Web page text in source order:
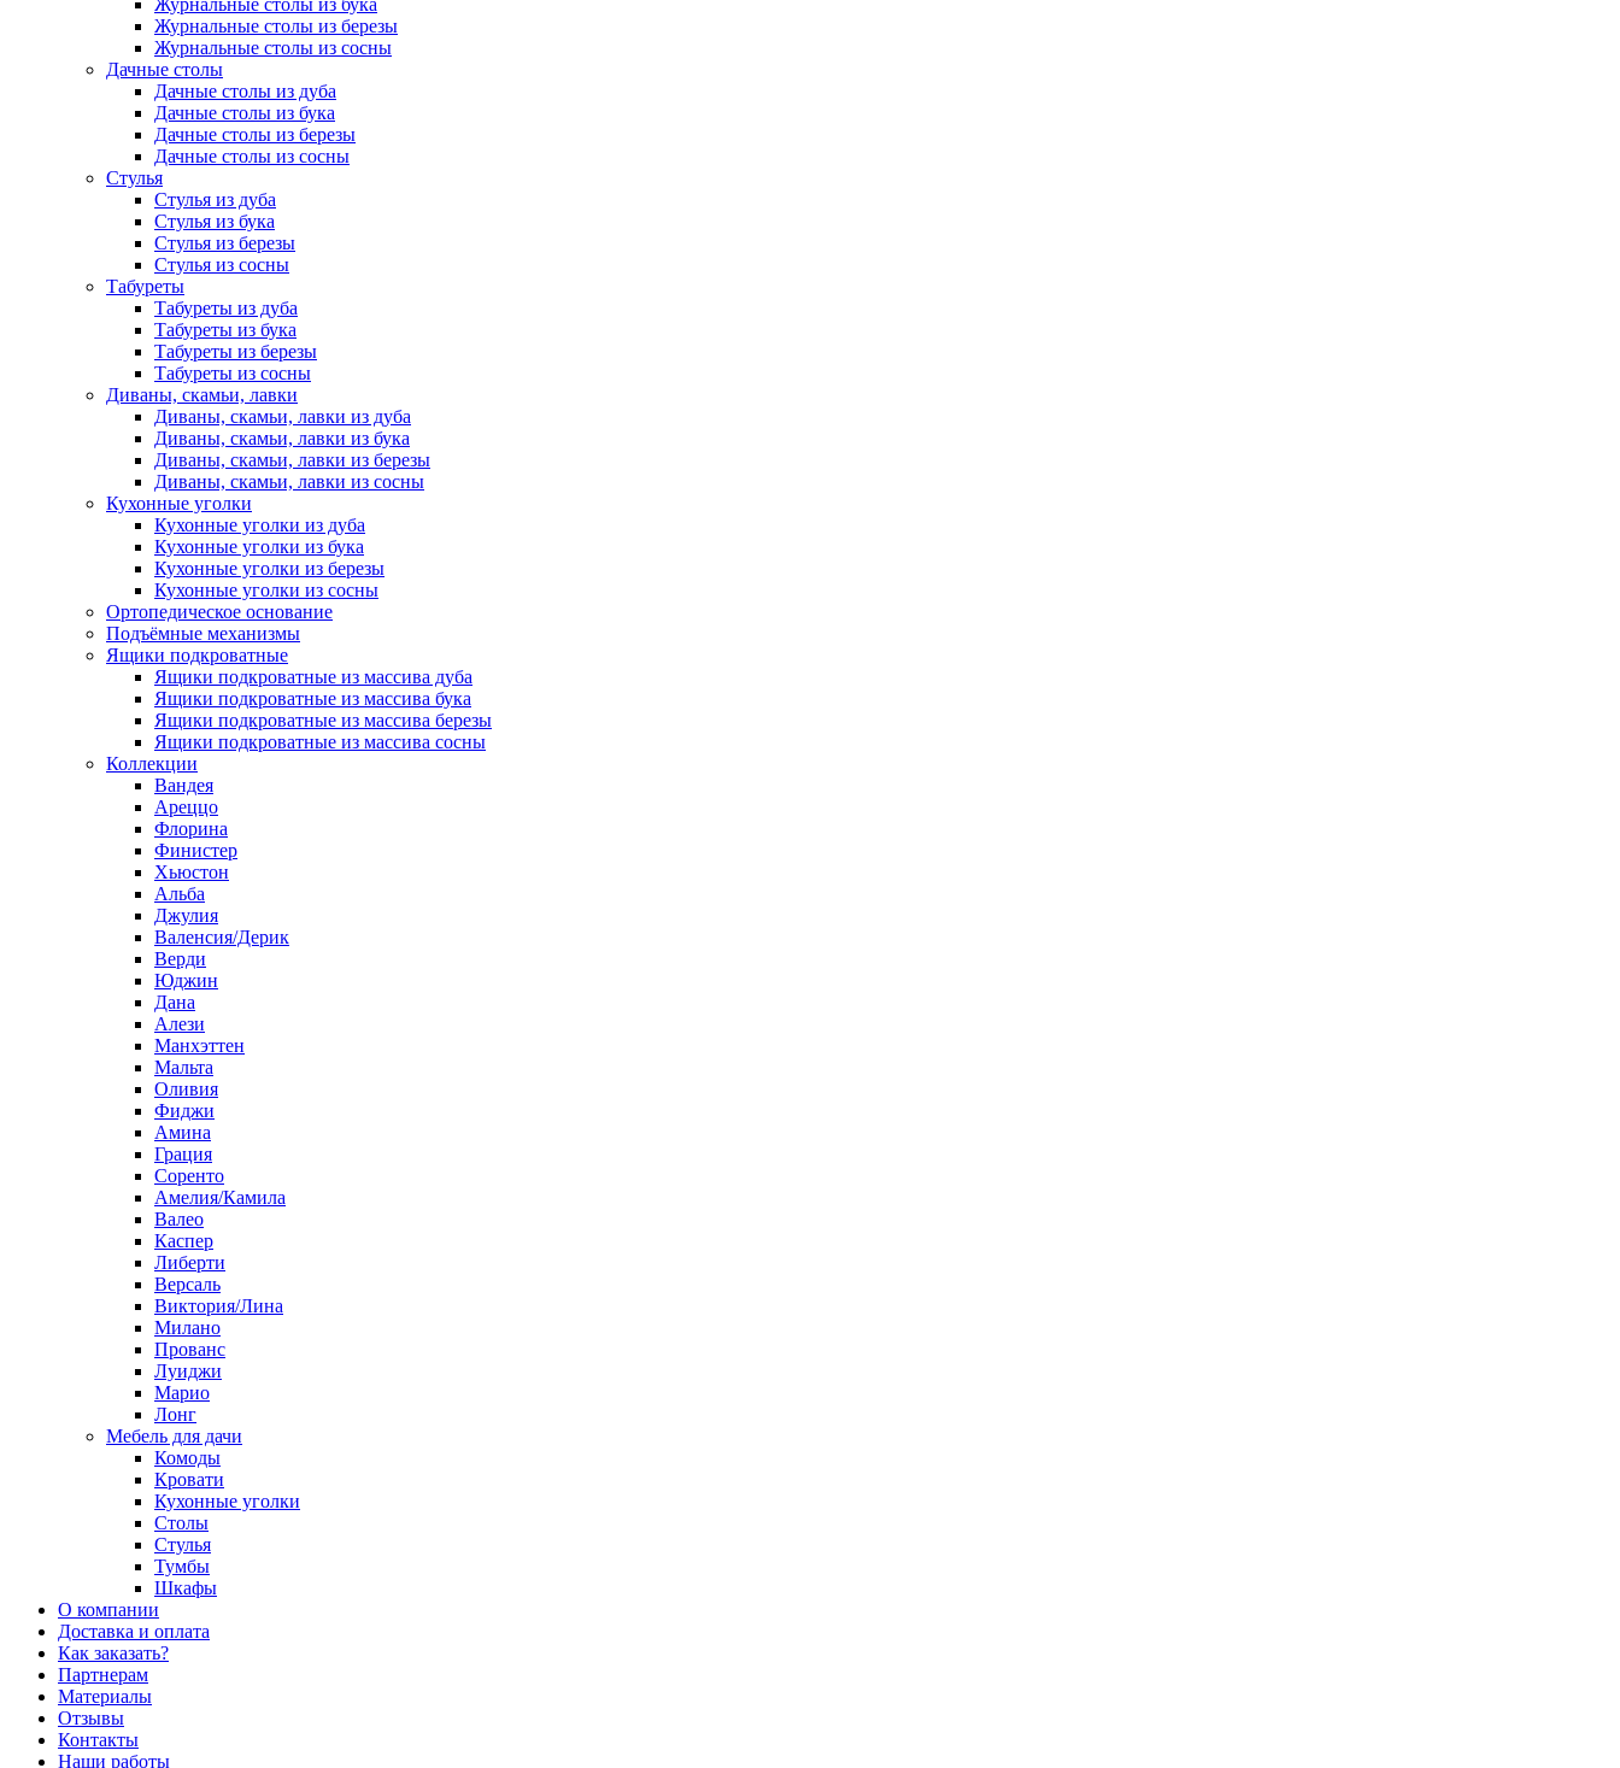
Журнальные столы из бука
Журнальные столы из березы
Журнальные столы из сосны
Дачные столы
Дачные столы из дуба
Дачные столы из бука
Дачные столы из березы
Дачные столы из сосны
Стулья
Стулья из дуба
Стулья из бука
Стулья из березы
Стулья из сосны
Табуреты
Табуреты из дуба
Табуреты из бука
Табуреты из березы
Табуреты из сосны
Диваны, скамьи, лавки
Диваны, скамьи, лавки из дуба
Диваны, скамьи, лавки из бука
Диваны, скамьи, лавки из березы
Диваны, скамьи, лавки из сосны
Кухонные уголки
Кухонные уголки из дуба
Кухонные уголки из бука
Кухонные уголки из березы
Кухонные уголки из сосны
Ортопедическое основание
Подъёмные механизмы
Ящики подкроватные
Ящики подкроватные из массива дуба
Ящики подкроватные из массива бука
Ящики подкроватные из массива березы
Ящики подкроватные из массива сосны
Коллекции
Вандея
Ареццо
Флорина
Финистер
Хьюстон
Альба
Джулия
Валенсия/Дерик
Верди
Юджин
Дана
Алези
Манхэттен
Мальта
Оливия
Фиджи
Амина
Грация
Соренто
Амелия/Камила
Валео
Каспер
Либерти
Версаль
Виктория/Лина
Милано
Прованс
Луиджи
Марио
Лонг
Мебель для дачи
Комоды
Кровати
Кухонные уголки
Столы
Стулья
Тумбы
Шкафы
О компании
Доставка и оплата
Как заказать?
Партнерам
Материалы
Отзывы
Контакты
Наши работы